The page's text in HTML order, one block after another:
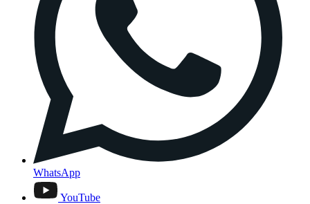
WhatsApp
YouTube